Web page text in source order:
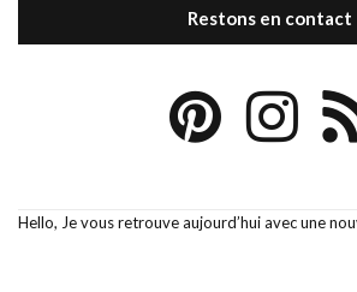
Restons en contact
Hello, Je vous retrouve aujourd’hui avec une